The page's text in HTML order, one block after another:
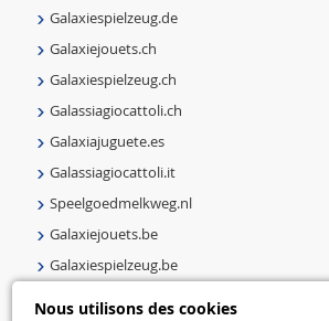
Nous utilisons des cookies
Galaxiespielzeug.de
Galaxiejouets.ch
Galaxiespielzeug.ch
Galassiagiocattoli.ch
Galaxiajuguete.es
Galassiagiocattoli.it
Speelgoedmelkweg.nl
Galaxiejouets.be
Galaxiespielzeug.be